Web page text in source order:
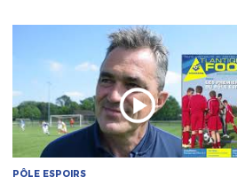
PÔLE ESPOIRS